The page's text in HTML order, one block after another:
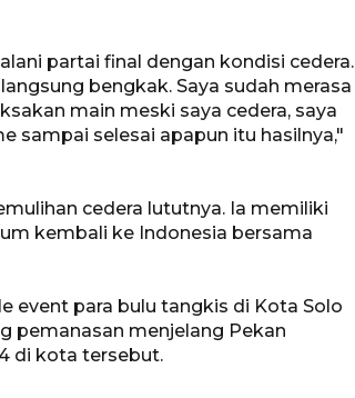
partai final dengan kondisi cedera.
bengkak. Saya sudah merasa
main meski saya cedera, saya
sampai selesai apapun itu hasilnya,"
cedera lututnya. Ia memiliki
kembali ke Indonesia bersama
event para bulu tangkis di Kota Solo
pemanasan menjelang Pekan
di kota tersebut.
BPBD Jatim kerahkan "Drone
6 Agustus 2026 18:23